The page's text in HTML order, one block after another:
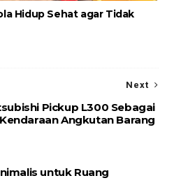
Hidup Sehat agar Tidak
Next
Pickup L300 Sebagai
Kendaraan Angkutan Barang
untuk Ruang